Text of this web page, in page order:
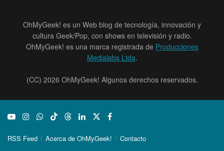
OhMyGeek! es un Web blog de tecnología, innovación y
cultura Geek/Pop, con shows en televisión y radio.
OhMyGeek! es una marca registrada de Producciones
Medialabs Ltda.
(CC) 2026 OhMyGeek! Algunos derechos reservados.
RSS Feed Acerca de OhMyGeek! Contacto